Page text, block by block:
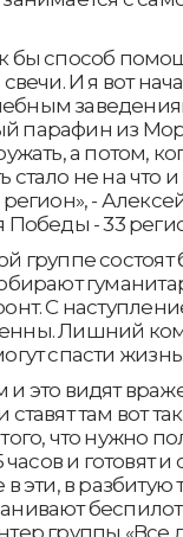
бы способ
И я вот
парафин из
а потом,
стало не на что
-
Победы - 33
группе состоят
С
Лишний
спасти
это видят
там вот
что нужно
часов и готовят
эти, в разбитую
группы «Все